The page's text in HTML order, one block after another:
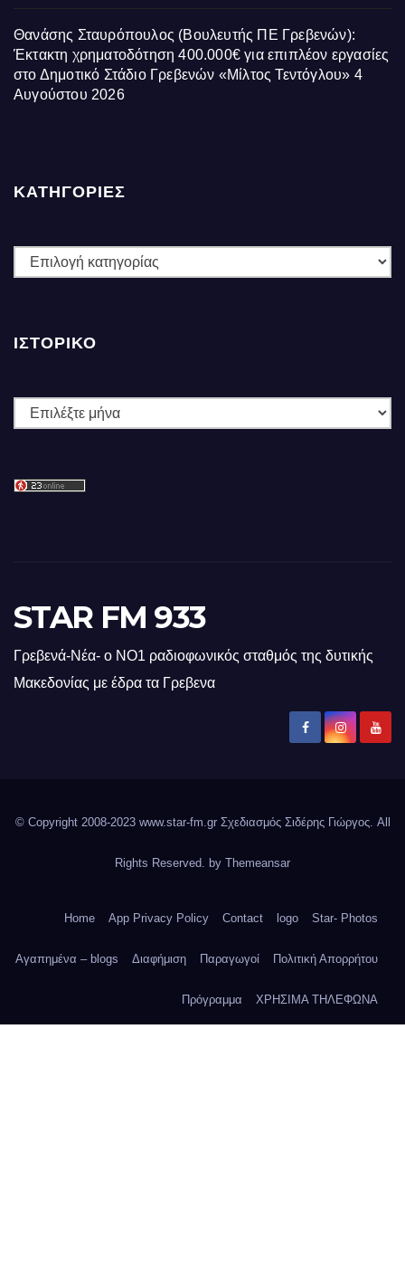
Θανάσης Σταυρόπουλος (Βουλευτής ΠΕ Γρεβενών):
Έκτακτη χρηματοδότηση 400.000€ για επιπλέον εργασίες
στο Δημοτικό Στάδιο Γρεβενών «Μίλτος Τεντόγλου» 4
Αυγούστου 2026
ΚΑΤΗΓΟΡΙΕΣ
ΚΑΤΗΓΟΡΙΕΣ
ΙΣΤΟΡΙΚΌ
Ιστορικό
STAR FM 933
Γρεβενά-Νέα- ο ΝΟ1 ραδιοφωνικός σταθμός της δυτικής
Μακεδονίας με έδρα τα Γρεβενα
© Copyright 2008-2023 www.star-fm.gr Σχεδιασμός Σιδέρης Γιώργος. All
Rights Reserved. by Themeansar
Home App Privacy Policy Contact logo Star- Photos
Αγαπημένα – blogs Διαφήμιση Παραγωγοί Πολιτική Απορρήτου
Πρόγραμμα ΧΡΗΣΙΜΑ ΤΗΛΕΦΩΝΑ